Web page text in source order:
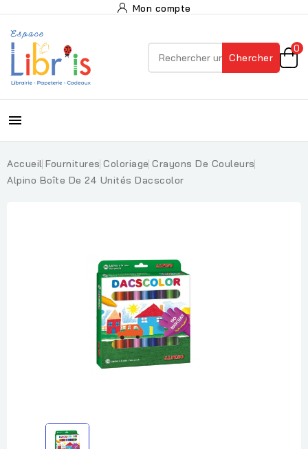
Mon compte
Chercher
0

Accueil Fournitures Coloriage Crayons De Couleurs
Alpino Boîte De 24 Unités Dacscolor